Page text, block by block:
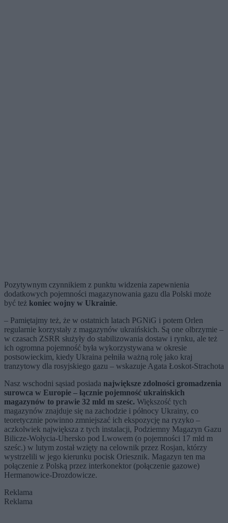
Pozytywnym czynnikiem z punktu widzenia zapewnienia
dodatkowych pojemności magazynowania gazu dla Polski może
być też koniec wojny w Ukrainie.
– Pamiętajmy też, że w ostatnich latach PGNiG i potem Orlen
regularnie korzystały z magazynów ukraińskich. Są one olbrzymie –
w czasach ZSRR służyły do stabilizowania dostaw i rynku, ale też
ich ogromna pojemność była wykorzystywana w okresie
postsowieckim, kiedy Ukraina pełniła ważną rolę jako kraj
tranzytowy dla rosyjskiego gazu – wskazuje Agata Łoskot-Strachota
Nasz wschodni sąsiad posiada największe zdolności gromadzenia
surowca w Europie – łącznie pojemność ukraińskich
magazynów to prawie 32 mld m sześc. Większość tych
magazynów znajduje się na zachodzie i północy Ukrainy, co
teoretycznie powinno zmniejszać ich ekspozycję na ryzyko –
aczkolwiek największa z tych instalacji, Podziemny Magazyn Gazu
Bilicze-Wołycia-Uhersko pod Lwowem (o pojemności 17 mld m
sześc.) w lutym został wzięty na celownik przez Rosjan, którzy
wystrzelili w jego kierunku pocisk Oriesznik. Magazyn ten ma
połączenie z Polską przez interkonektor (połączenie gazowe)
Hermanowice-Drozdowicze.
Reklama
Reklama